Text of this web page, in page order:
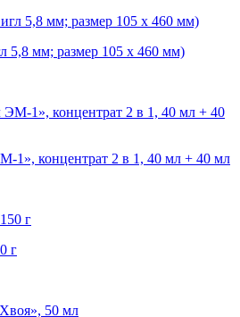
мм; размер 105 х 460 мм)
1», концентрат 2 в 1, 40 мл + 40 мл
г